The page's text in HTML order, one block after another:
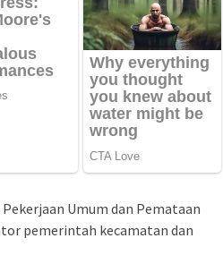
Umum dan Pemataan
pemerintah kecamatan dan